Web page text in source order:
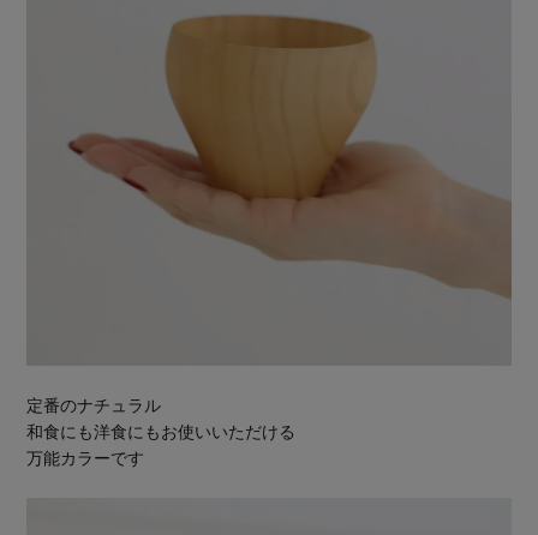
定番のナチュラル
和食にも洋食にもお使いいただける
万能カラーです